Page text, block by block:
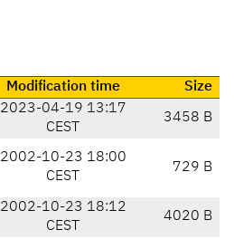
Modification time Size
2023-04-19 13:17
CEST
3458 B
2002-10-23 18:00
CEST
729 B
2002-10-23 18:12
CEST
4020 B